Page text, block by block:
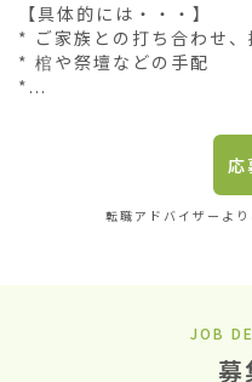
【具体的には・・・】
* ご家族との打ち合わせ、
* 棺や祭壇などの手配
*...
応
転職アドバイザーより
JOB
募